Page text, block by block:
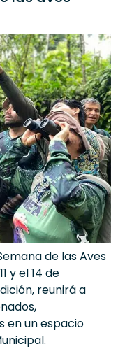
de las Aves
y el 14 de
reunirá a
en un espacio